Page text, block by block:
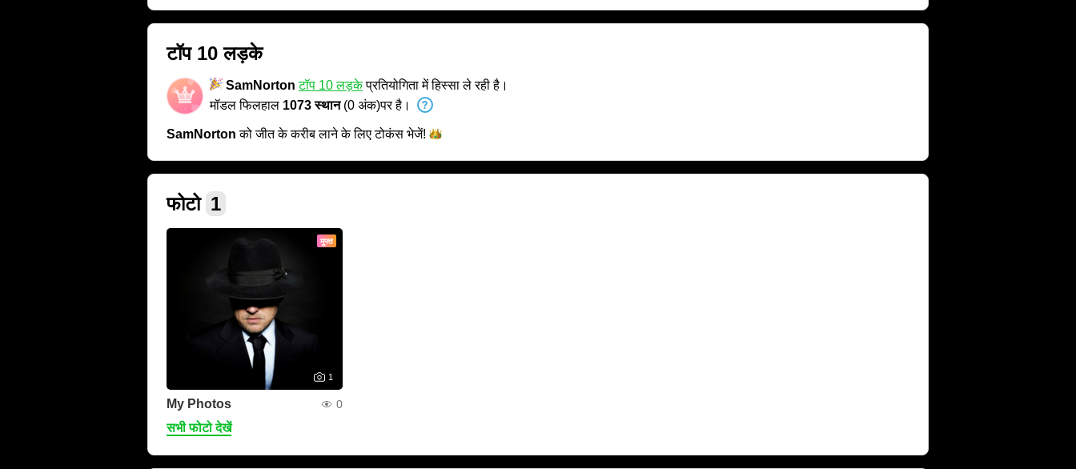
टॉप 10 लड़के
SamNorton टॉप 10 लड़केप्रतियोगिता में हिस्सा ले रही है।
मॉडल फिलहाल 1073 स्थान(0 अंक)पर है।
SamNorton को जीत के करीब लाने के लिए टोकंस भेजें!
फोटो 1
मुफ्त
1
My Photos 0
सभी फोटो देखें